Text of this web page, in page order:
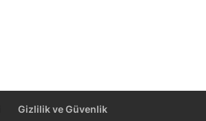
Gizlilik ve Güvenlik